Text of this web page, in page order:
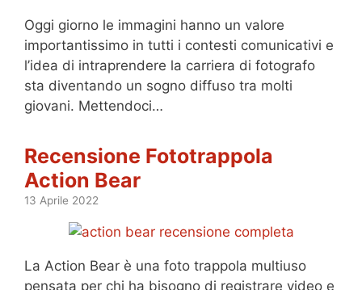
Oggi giorno le immagini hanno un valore
importantissimo in tutti i contesti comunicativi e
l’idea di intraprendere la carriera di fotografo
sta diventando un sogno diffuso tra molti
giovani. Mettendoci…
Recensione Fototrappola
Action Bear
13 Aprile 2022
La Action Bear è una foto trappola multiuso
pensata per chi ha bisogno di registrare video e